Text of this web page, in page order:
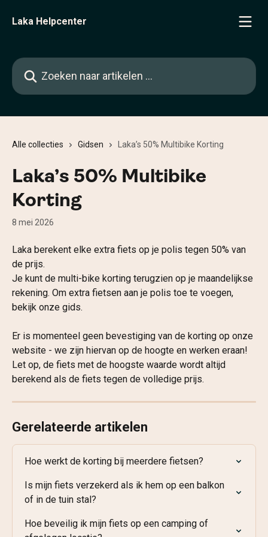
Laka Helpcenter
Zoeken naar artikelen ...
Alle collecties Gidsen Laka’s 50% Multibike Korting
Laka’s 50% Multibike
Korting
8 mei 2026
Laka berekent elke extra fiets op je polis tegen 50% van
de prijs.
Je kunt de multi-bike korting terugzien op je maandelijkse
rekening. Om extra fietsen aan je polis toe te voegen,
bekijk onze gids.
Er is momenteel geen bevestiging van de korting op onze
website - we zijn hiervan op de hoogte en werken eraan!
Let op, de fiets met de hoogste waarde wordt altijd
berekend als de fiets tegen de volledige prijs.
Gerelateerde artikelen
Hoe werkt de korting bij meerdere fietsen?
Is mijn fiets verzekerd als ik hem op een balkon
of in de tuin stal?
Hoe beveilig ik mijn fiets op een camping of